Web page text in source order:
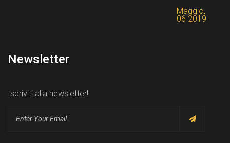
Maggio,
06 2019
Newsletter
Iscriviti alla newsletter!